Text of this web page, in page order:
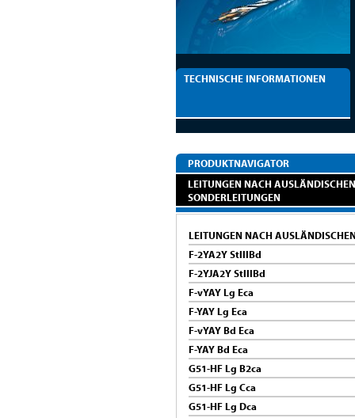
TECHNISCHE INFORMATIONEN
PRODUKTNAVIGATOR
LEITUNGEN NACH
SONDERLEITUNGEN
LEITUNGEN NACH
F-2YA2Y StIIIBd
F-2YJA2Y StIIIBd
F-vYAY Lg Eca
F-YAY Lg Eca
F-vYAY Bd Eca
F-YAY Bd Eca
G51-HF Lg B2ca
G51-HF Lg Cca
G51-HF Lg Dca